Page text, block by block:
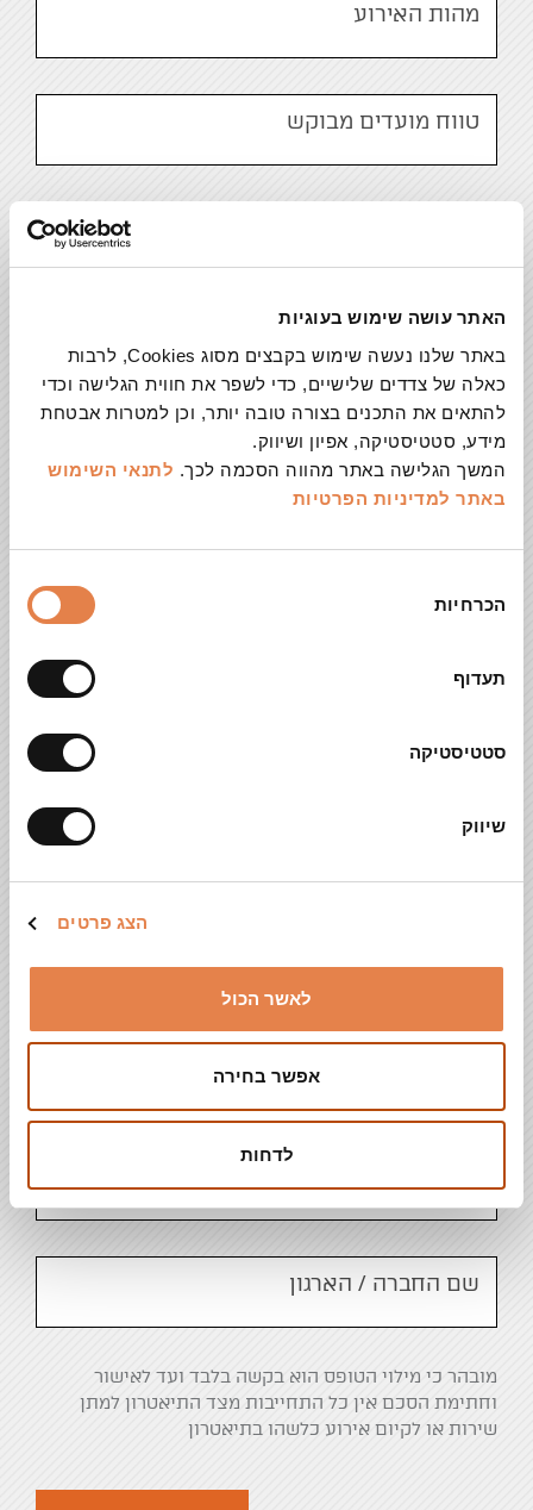
האתר עושה שימוש בעוגיות
באתר שלנו נעשה שימוש בקבצים מסוג Cookies, לרבות
כאלה של צדדים שלישיים, כדי לשפר את חווית הגלישה וכדי
להתאים את התכנים בצורה טובה יותר, וכן למטרות אבטחת
מידע, סטטיסטיקה, אפיון ושיווק.
המשך הגלישה באתר מהווה הסכמה לכך. לתנאי השימוש
באתר למדיניות הפרטיות
הסכמה
הכרחיות
תעדוף
סטטיסטיקה
שיווק
הצג פרטים
לאשר הכול
אפשר בחירה
לדחות
מהות האירוע
טווח מועדים מבוקש
כמות קהל צפויה
אירוע פתוח / סגור לקהל
צרכים טכנים נדרשים
שם החברה / הארגון
מובהר כי מילוי הטופס הוא בקשה בלבד ועד לאישור
וחתימת הסכם אין כל התחייבות מצד התיאטרון למתן
שירות או לקיום אירוע כלשהו בתיאטרון